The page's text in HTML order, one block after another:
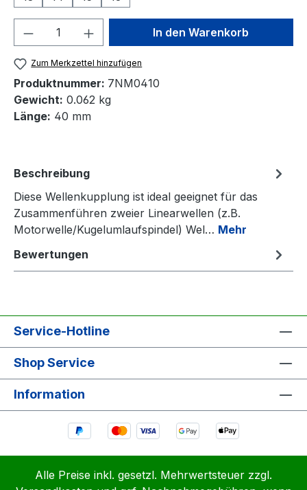
Produkt Anzahl: Gib denIn den Warenkorb
Zum Merkzettel hinzufügen
Produktnummer: 7NM0410
Gewicht: 0.062 kg
Länge: 40 mm
Beschreibung
Diese Wellenkupplung ist ideal geeignet für das
Zusammenführen zweier Linearwellen (z.B.
Motorwelle/Kugelumlaufspindel) Wel… Mehr
Bewertungen
Service-Hotline
Shop Service
Information
Alle Preise inkl. gesetzl. Mehrwertsteuer zzgl.